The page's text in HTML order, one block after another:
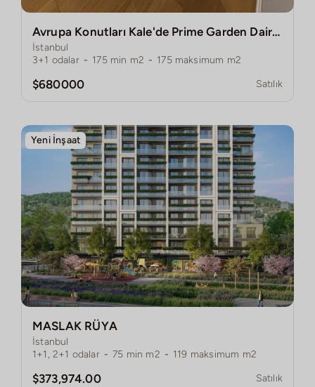
Avrupa Konutları Kale'de Prime Garden Daire - Ferah 3+1 Teraslı!
İstanbul
3+1 odalar - 175 min m2 - 175 maksimum m2
$680000 Satılık
Yeni İnşaat
MASLAK RÜYA
İstanbul
1+1, 2+1 odalar - 75 min m2 - 119 maksimum m2
$373,974.00 Satılık